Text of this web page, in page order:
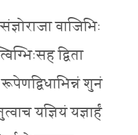
वाजिभिः
द्विता
रूपेणद्विधाभिन्नं शुनं
यज्ञियं यज्ञार्हं